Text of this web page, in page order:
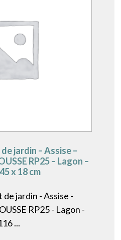
jardin – Assise –
RP25 – Lagon –
x 18 cm
jardin - Assise -
RP25 - Lagon -
...